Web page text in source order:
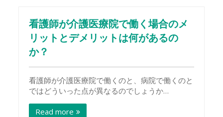
看護師が介護医療院で働く場合のメ
リットとデメリットは何があるの
か？
看護師が介護医療院で働くのと、病院で働くのと
ではどういった点が異なるのでしょうか…
Read more